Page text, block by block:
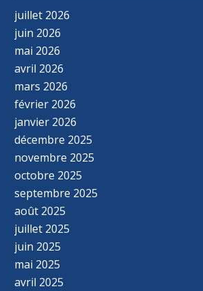
juillet 2026
juin 2026
mai 2026
avril 2026
mars 2026
février 2026
janvier 2026
décembre 2025
novembre 2025
octobre 2025
septembre 2025
août 2025
juillet 2025
juin 2025
mai 2025
avril 2025